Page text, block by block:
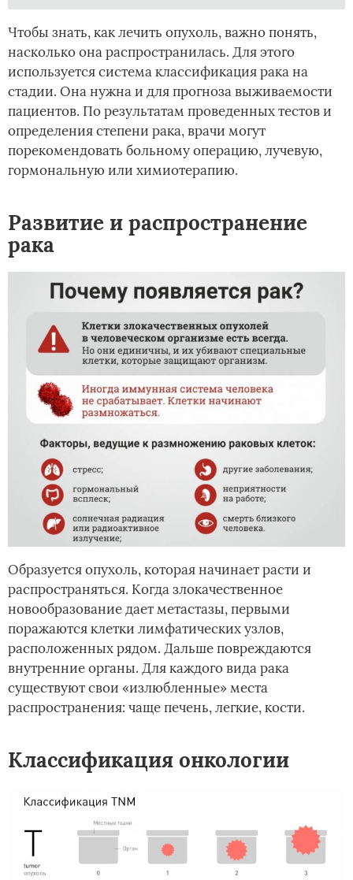
Чтобы знать, как лечить опухоль, важно понять,
насколько она распространилась. Для этого
используется система классификация рака на
стадии. Она нужна и для прогноза выживаемости
пациентов. По результатам проведенных тестов и
определения степени рака, врачи могут
порекомендовать больному операцию, лучевую,
гормональную или химиотерапию.
Развитие и распространение
рака
Образуется опухоль, которая начинает расти и
распространяться. Когда злокачественное
новообразование дает метастазы, первыми
поражаются клетки лимфатических узлов,
расположенных рядом. Дальше повреждаются
внутренние органы. Для каждого вида рака
существуют свои «излюбленные» места
распространения: чаще печень, легкие, кости.
Классификация онкологии